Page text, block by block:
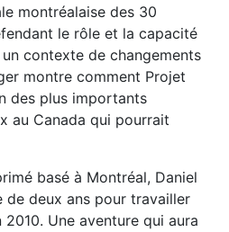
montréalaise des 30
le rôle et la capacité
contexte de changements
montre comment Projet
des plus importants
au Canada qui pourrait
basé à Montréal, Daniel
de deux ans pour travailler
Une aventure qui aura